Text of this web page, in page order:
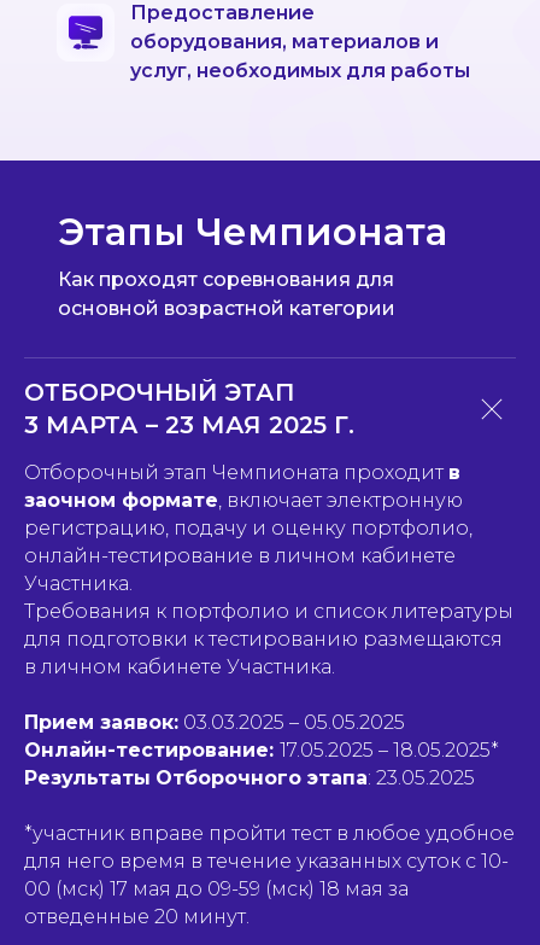
Предоставление
оборудования, материалов и
услуг, необходимых для работы
Как проходят соревнования для
основной возрастной категории
Этапы Чемпионата
ОТБОРОЧНЫЙ ЭТАП
3 МАРТА – 23 МАЯ 2025 Г.
Отборочный этап Чемпионата проходит в
заочном формате, включает электронную
регистрацию, подачу и оценку портфолио,
онлайн-тестирование в личном кабинете
Участника.
Требования к портфолио и список литературы
для подготовки к тестированию размещаются
в личном кабинете Участника.
Прием заявок: 03.03.2025 – 05.05.2025
Онлайн-тестирование: 17.05.2025 – 18.05.2025*
Результаты Отборочного этапа: 23.05.2025
*участник вправе пройти тест в любое удобное
для него время в течение указанных суток с 10-
00 (мск) 17 мая до 09-59 (мск) 18 мая за
отведенные 20 минут.